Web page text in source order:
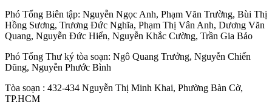
Phó Tổng Biên tập: Nguyễn Ngọc Anh, Phạm Văn Trường, Bùi Thị
Hồng Sương, Trương Đức Nghĩa, Phạm Thị Vân Anh, Dương Văn
Quang, Nguyễn Đức Hiển, Nguyễn Khắc Cường, Trần Gia Bảo
Phó Tổng Thư ký tòa soạn: Ngô Quang Trưởng, Nguyễn Chiến
Dũng, Nguyễn Phước Bình
Tòa soạn : 432-434 Nguyễn Thị Minh Khai, Phường Bàn Cờ,
TP.HCM